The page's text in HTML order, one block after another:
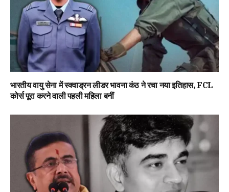
भारतीय वायु सेना में स्क्वाड्रन लीडर भावना कंठ ने रचा नया इतिहास, FCL
कोर्स पूरा करने वाली पहली महिला बनीं